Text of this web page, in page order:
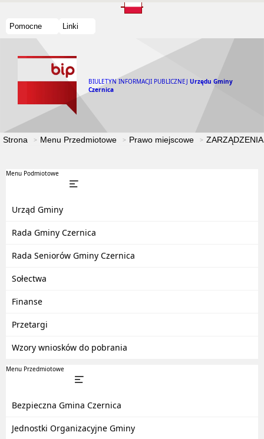
Pomocne Linki
BIULETYN INFORMACJI PUBLICZNEJ Urzędu Gminy
Czernica
Strona Menu Przedmiotowe Prawo miejscowe
Menu Podmiotowe
Urząd Gminy
Rada Gminy Czernica
Rada Seniorów Gminy Czernica
Sołectwa
Finanse
Przetargi
Wzory wniosków do pobrania
Menu Przedmiotowe
Bezpieczna Gmina Czernica
Jednostki Organizacyjne Gminy